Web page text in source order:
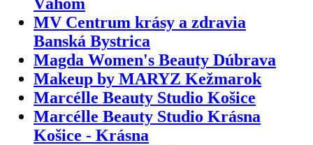
MV Centrum krásy a zdravia
Banská Bystrica
Magda Women's Beauty Dúbrava
Makeup by MARYZ Kežmarok
Marcélle Beauty Studio Košice
Marcélle Beauty Studio Krásna
Košice - Krásna